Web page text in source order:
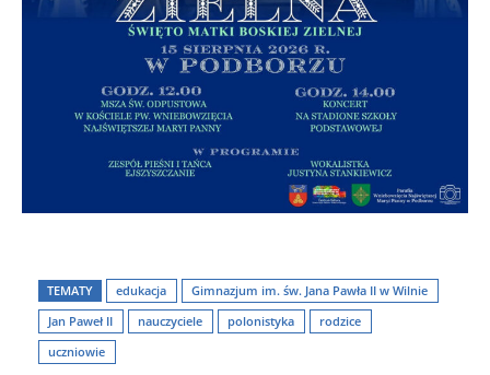
TEMATY edukacja
Gimnazjum im. św. Jana Pawła II w Wilnie
Jan Paweł II
nauczyciele polonistyka
rodzice
uczniowie